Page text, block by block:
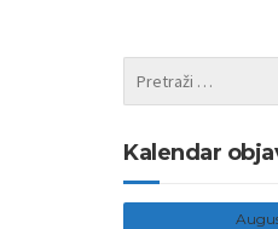
Kalendar